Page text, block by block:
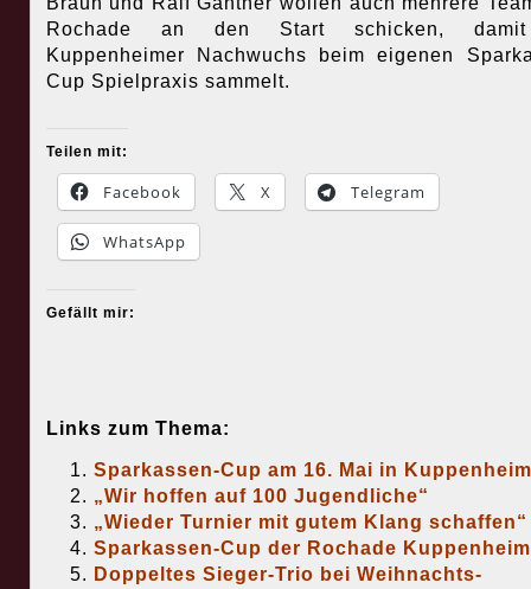
Rochade an den Start schicken,
Kuppenheimer Nachwuchs beim eigenen
Cup Spielpraxis sammelt.
Teilen mit:
Facebook X Telegram
WhatsApp
Gefällt mir:
Links zum Thema:
Sparkassen-Cup am 16. Mai in Kuppenheim
„Wir hoffen auf 100 Jugendliche“
„Wieder Turnier mit gutem Klang schaffen“
Sparkassen-Cup der Rochade Kuppenheim
Doppeltes Sieger-Trio bei Weihnachts-